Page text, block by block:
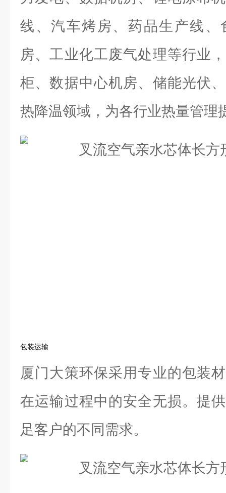
线、汽车烤房、药品生产线、
房、工业化工废气处理等行业
柜、数据中心机房、储能光伏
热降温领域，为各行业热量管理
包装运输
厦门大策环保采用专业的包装
在运输过程中的安全无损。提
足客户的不同需求。